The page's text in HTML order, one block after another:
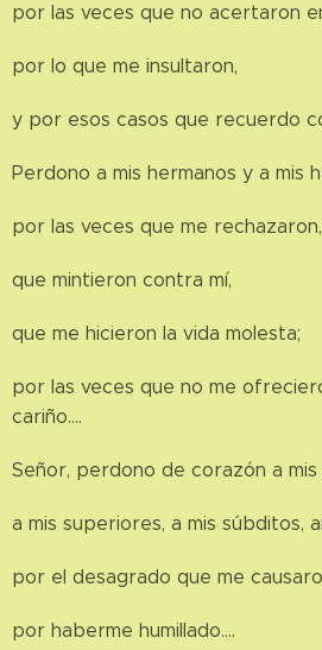
por las veces que no acertaron
por lo que me insultaron,
y por esos casos que recuerdo
Perdono a mis hermanos y a mis
por las veces que me rechazaron,
que mintieron contra mí,
que me hicieron la vida molesta;
por las veces que no me
cariño….
Señor, perdono de corazón a mis
a mis superiores, a mis súbditos,
por el desagrado que me
por haberme humillado….